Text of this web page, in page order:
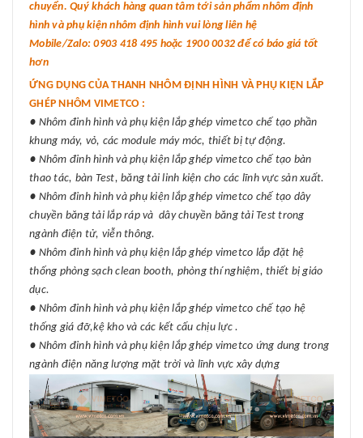
chuyển. Quý khách hàng quan tâm tới sản phẩm nhôm định
hình và phụ kiện nhôm định hình vui lòng liên hệ
Mobile/Zalo: 0903 418 495 hoặc 1900 0032 để có báo giá tốt
hơn
ỨNG DỤNG CỦA THANH NHÔM ĐỊNH HÌNH VÀ PHỤ KIỆN LẮP
GHÉP NHÔM VIMETCO :
● Nhôm đinh hình và phụ kiện lắp ghép vimetco chế tạo phần
khung máy, vỏ, các module máy móc, thiết bị tự động.
● Nhôm đinh hình và phụ kiện lắp ghép vimetco chế tạo bàn
thao tác, bàn Test, băng tải linh kiện cho các lĩnh vực sản xuất.
● Nhôm đinh hình và phụ kiện lắp ghép vimetco chế tạo dây
chuyền băng tải lắp ráp và dây chuyền băng tải Test trong
ngành điện tử, viễn thông.
● Nhôm đinh hình và phụ kiện lắp ghép vimetco lắp đặt hệ
thống phòng sạch clean booth, phòng thí nghiệm, thiết bị giáo
dục.
● Nhôm đinh hình và phụ kiện lắp ghép vimetco chế tạo hệ
thống giá đỡ,kệ kho và các kết cấu chịu lực .
● Nhôm đinh hình và phụ kiện lắp ghép vimetco ứng dung trong
ngành điện năng lượng mặt trời và lĩnh vực xây dựng